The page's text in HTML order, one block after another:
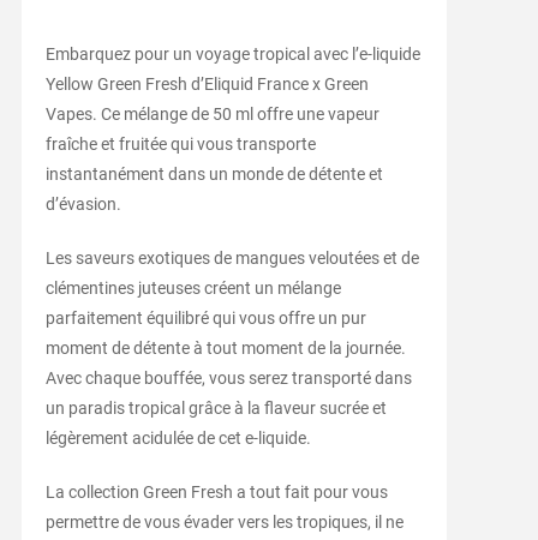
Embarquez pour un voyage tropical avec l’e-liquide
Yellow Green Fresh d’Eliquid France x Green
Vapes. Ce mélange de 50 ml offre une vapeur
fraîche et fruitée qui vous transporte
instantanément dans un monde de détente et
d’évasion.
Les saveurs exotiques de mangues veloutées et de
clémentines juteuses créent un mélange
parfaitement équilibré qui vous offre un pur
moment de détente à tout moment de la journée.
Avec chaque bouffée, vous serez transporté dans
un paradis tropical grâce à la flaveur sucrée et
légèrement acidulée de cet e-liquide.
La collection Green Fresh a tout fait pour vous
permettre de vous évader vers les tropiques, il ne